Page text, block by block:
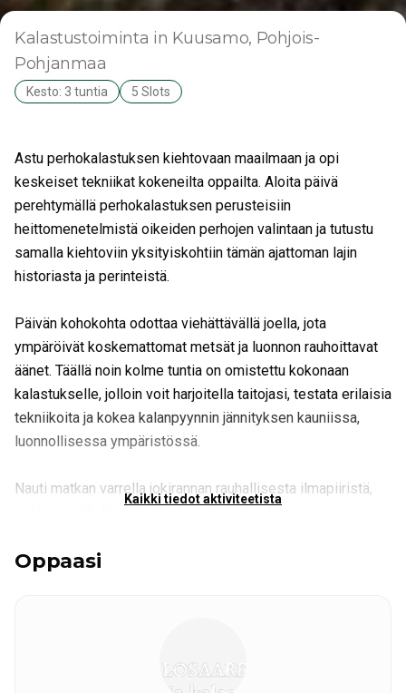
Kalastustoiminta in Kuusamo, Pohjois-
Pohjanmaa
Kesto: 3 tuntia 5 Slots
Astu perhokalastuksen kiehtovaan maailmaan ja opi
keskeiset tekniikat kokeneilta oppailta. Aloita päivä
perehtymällä perhokalastuksen perusteisiin
heittomenetelmistä oikeiden perhojen valintaan ja tutustu
samalla kiehtoviin yksityiskohtiin tämän ajattoman lajin
historiasta ja perinteistä.
Päivän kohokohta odottaa viehättävällä joella, jota
ympäröivät koskemattomat metsät ja luonnon rauhoittavat
äänet. Täällä noin kolme tuntia on omistettu kokonaan
kalastukselle, jolloin voit harjoitella taitojasi, testata erilaisia
tekniikoita ja kokea kalanpyynnin jännityksen kauniissa,
luonnollisessa ympäristössä.
Nauti matkan varrella jokirannan rauhallisesta ilmapiiristä,
auringon valaisemiin aaltoihin. Jokainen hetki on suunniteltu
haluavat oppia, sekä kalastajille, jotka haluavat syventää
Kaikki tiedot aktiviteetista
Oppaasi